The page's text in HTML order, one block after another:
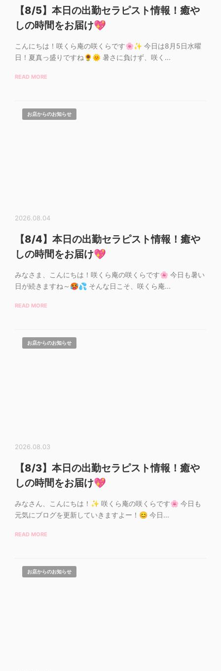
【8/5】本日の出勤セラピスト情報！癒や
しの時間をお届け💖
こんにちは！咲くら庵の咲くらです🌸✨ 今日は8月5日水曜
日！夏真っ盛りですね🌻🌞 暑さに負けず、咲く...
READ MORE
お店からのお知らせ
2026.08.04
【8/4】本日の出勤セラピスト情報！癒や
しの時間をお届け💖
みなさま、こんにちは！咲くら庵の咲くらです🌸 今日も暑い
日が続きますね～🥵💦 そんな日こそ、咲くら庵...
READ MORE
お店からのお知らせ
2026.08.03
【8/3】本日の出勤セラピスト情報！癒や
しの時間をお届け💖
みなさん、こんにちは！✨ 咲くら庵の咲くらです🌸 今日も
元気にブログを更新していきますよー！😊 今日...
READ MORE
お店からのお知らせ